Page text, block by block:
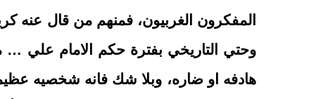
المفكرون الغربيون، فمنهم من قال عنه
وحتي التاريخي بفترة حكم الامام علي …
هادفه او ضاره، وبلا شك فانه شخصيه